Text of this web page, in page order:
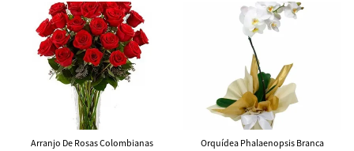
Arranjo De Rosas Colombianas
Orquídea Phalaenopsis Branca